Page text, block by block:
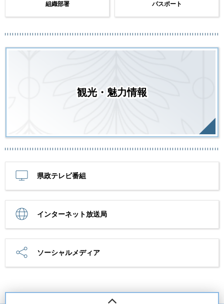
組織部署 パスポート
観光・魅力情報
県政テレビ番組
インターネット放送局
ソーシャルメディア